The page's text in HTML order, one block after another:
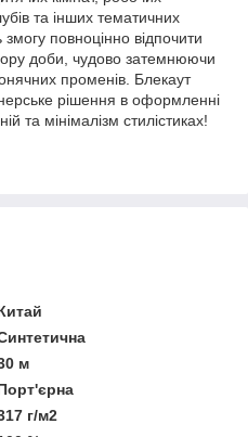
та інших тематичних
повноцінно відпочити
доби, чудово затемнюючи
променів. Блекаут
рішення в оформленні
та мінімалізм стилістиках!
м
г/м2